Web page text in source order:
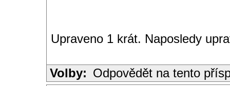
Upraveno 1 krát. Naposledy
Volby: Odpovědět na tento